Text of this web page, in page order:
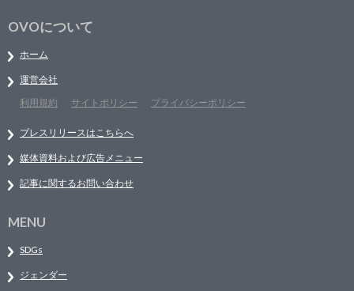
OVOについて
ホーム
運営会社
利用規約
サイトポリシー プライバシーポリシー
プレスリリースはこちらへ
媒体資料および広告メニュー
記事に関するお問い合わせ
MENU
SDGs
ジェンダー